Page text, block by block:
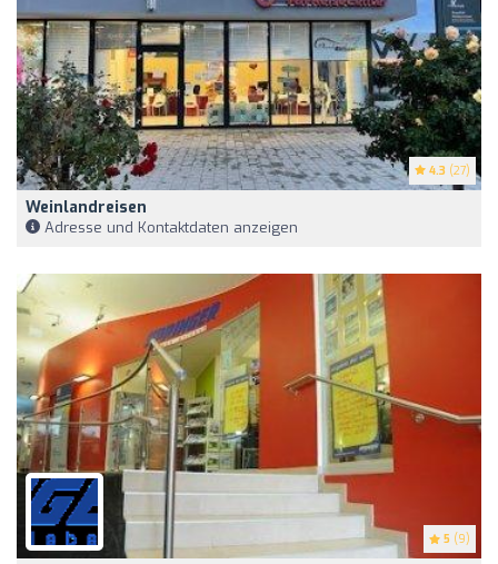
4.3 (27)
Weinlandreisen
Adresse und Kontaktdaten anzeigen
5 (9)